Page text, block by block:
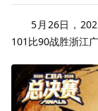
5月26日，
101比90战胜浙江